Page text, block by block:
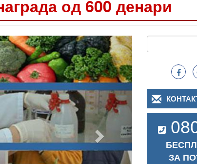
од 600 денари
Следно
Search
Пребарување
ЗА